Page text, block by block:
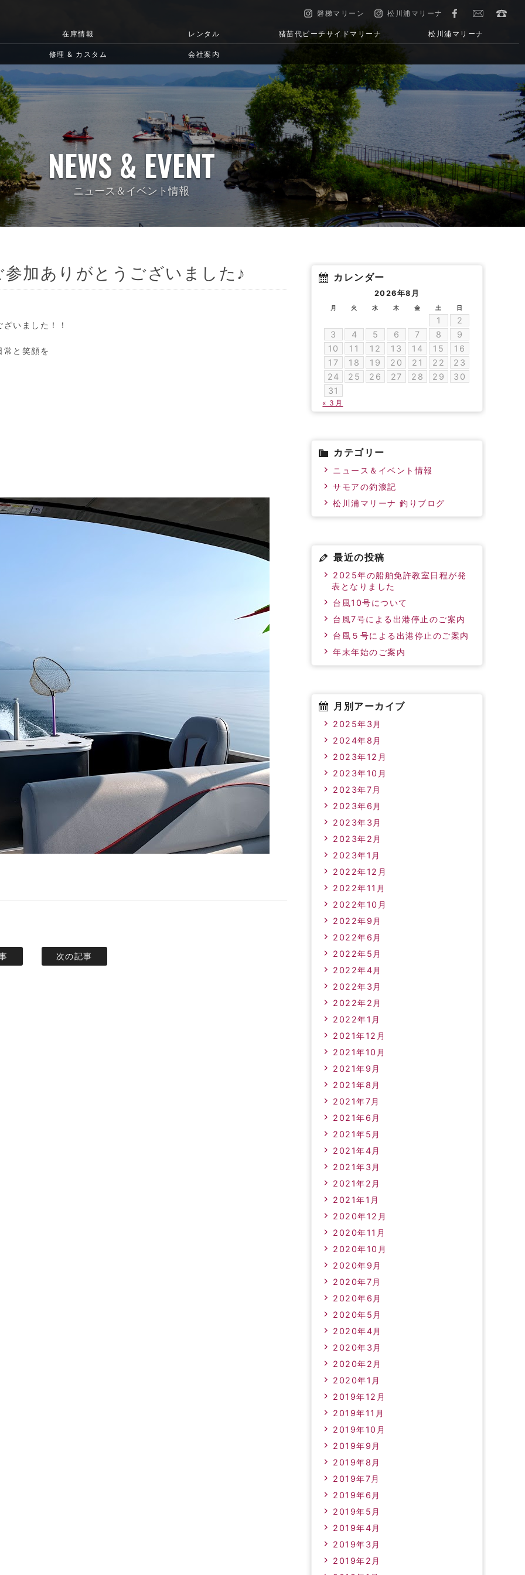
磐梯マリーン 松川浦マリーナ
在庫情報 レンタル 猪苗代ビーチサイドマリーナ 松川浦マリーナ
修理 & カスタム 会社案内
NEWS & EVENT
ニュース＆イベント情報
加ありがとうございました♪
いました！！
常と笑顔を
次の記事
カレンダー
2026年8月
月 火 水 木 金 土 日
1
2
3
4 5 6 7 8
9
10
11 12 13 14 15
16
17
18 19 20 21 22
23
24
25 26 27 28 29
30
31
« 3月
カテゴリー
ニュース＆イベント情報
サモアの釣浪記
松川浦マリーナ 釣りブログ
最近の投稿
2025年の船舶免許教室日程が発
表となりました
台風10号について
台風7号による出港停止のご案内
台風５号による出港停止のご案内
年末年始のご案内
月別アーカイブ
2025年3月
2024年8月
2023年12月
2023年10月
2023年7月
2023年6月
2023年3月
2023年2月
2023年1月
2022年12月
2022年11月
2022年10月
2022年9月
2022年6月
2022年5月
2022年4月
2022年3月
2022年2月
2022年1月
2021年12月
2021年10月
2021年9月
2021年8月
2021年7月
2021年6月
2021年5月
2021年4月
2021年3月
2021年2月
2021年1月
2020年12月
2020年11月
2020年10月
2020年9月
2020年7月
2020年6月
2020年5月
2020年4月
2020年3月
2020年2月
2020年1月
2019年12月
2019年11月
2019年10月
2019年9月
2019年8月
2019年7月
2019年6月
2019年5月
2019年4月
2019年3月
2019年2月